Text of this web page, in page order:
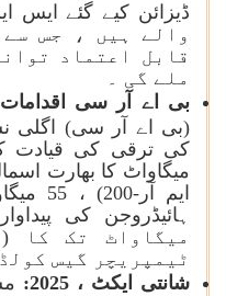
والے ہیں ، جس
قابل اعتماد
ملے گی ۔
بی اے آر سی
(بی اے آر سی) اگلی
میگاواٹ کا بھارت
میگاواٹ تک کا
ٹیمپریچر گیس
شانتی ایکٹ ، 2025: